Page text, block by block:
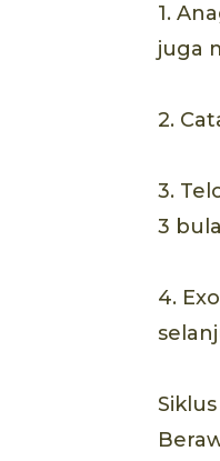
1.
juga
2.
3.
3
4.